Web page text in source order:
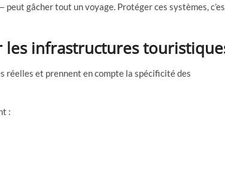
gâcher tout un voyage. Protéger ces systèmes,
infrastructures
réelles et prennent en compte la spécificité des
: